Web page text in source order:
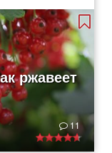
ржавеет
11